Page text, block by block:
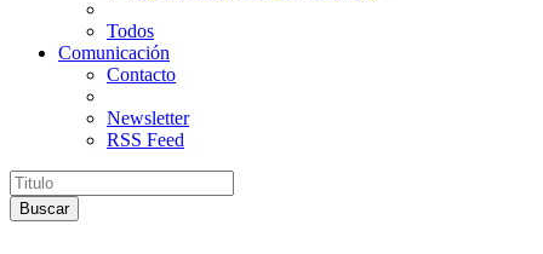
Todos
Comunicación
Contacto
Newsletter
RSS Feed
Buscar